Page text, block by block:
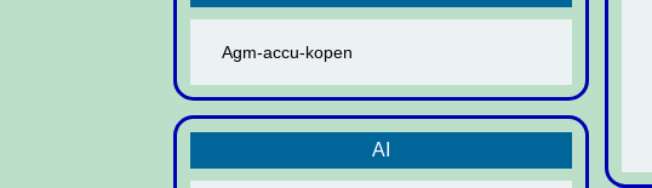
Agm-accu-kopen
AI